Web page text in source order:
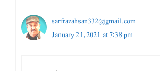
sarfrazahsan332@gmail.com
January 21, 2021 at 7:38 pm